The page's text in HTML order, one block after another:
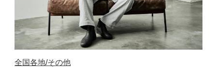
全国各地 その他